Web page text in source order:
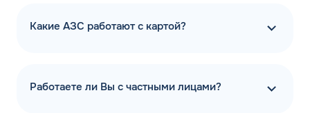
Какие АЗС работают с картой?
Работаете ли Вы с частными лицами?